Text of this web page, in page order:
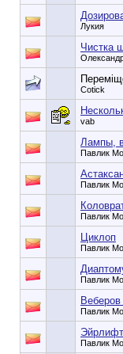
Лукия
Чистка
Cotick
vab
Лампы,
Павлик
Павлик
Павлик
Циклоп
Павлик
Павлик
Веберов
Павлик
Эйрлифт
Павлик